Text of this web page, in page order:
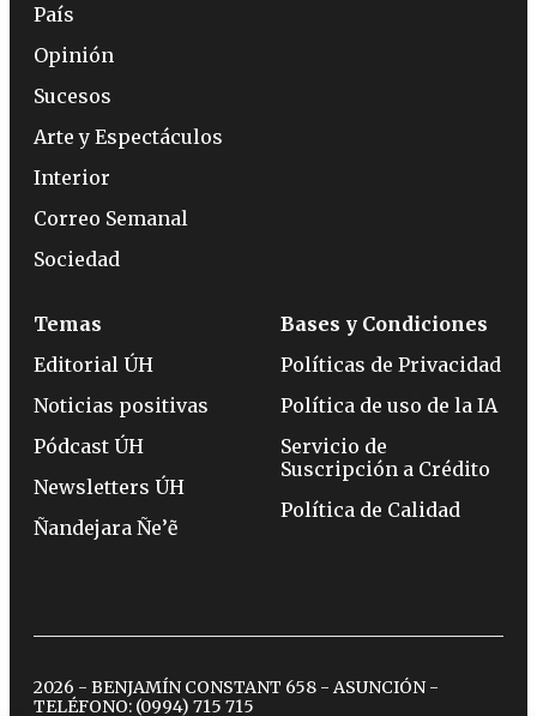
País
Opinión
Sucesos
Arte y Espectáculos
Interior
Correo Semanal
Sociedad
Temas
Editorial ÚH
Noticias positivas
Pódcast ÚH
Newsletters ÚH
Ñandejara Ñe’ẽ
Bases y Condiciones
Políticas de Privacidad
Política de uso de la IA
Servicio de
Suscripción a Crédito
Política de Calidad
2026 - BENJAMÍN CONSTANT 658 - ASUNCIÓN -
TELÉFONO: (0994) 715 715